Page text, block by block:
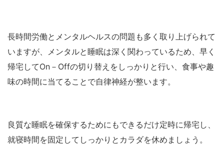
長時間労働とメンタルヘルスの問題も多く取り上げられて
いますが、メンタルと睡眠は深く関わっているため、早く
帰宅してOn－Offの切り替えをしっかりと行い、食事や趣
味の時間に当てることで自律神経が整います。
良質な睡眠を確保するためにもできるだけ定時に帰宅し、
就寝時間を固定してしっかりとカラダを休めましょう。